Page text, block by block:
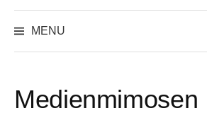
MENU
Medienmimosen